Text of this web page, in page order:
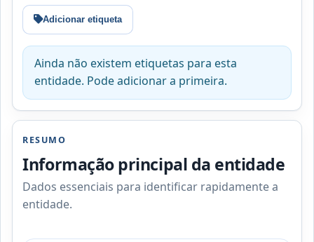
Adicionar etiqueta
Ainda não existem etiquetas para esta
entidade. Pode adicionar a primeira.
RESUMO
Informação principal da entidade
Dados essenciais para identificar rapidamente a
entidade.